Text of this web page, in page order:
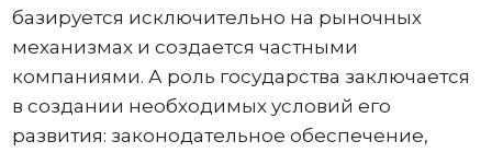
базируется исключительно на рыночных
механизмах и создается частными
компаниями. А роль государства заключается
в создании необходимых условий его
развития: законодательное обеспечение,